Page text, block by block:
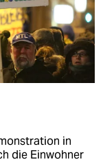
in
die Einwohner